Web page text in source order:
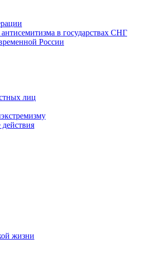
в государствах СНГ
России
лиц
жизни